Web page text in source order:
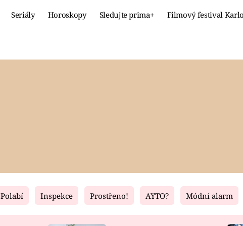
Seriály Horoskopy Sledujte prima+ Filmový festival
Fresh Living
Polabí Inspekce Prostřeno! AYTO? Módní alarm